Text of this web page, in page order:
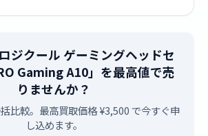
ジクール ゲーミングヘッドセ
Gaming A10」を最高値で売
りませんか？
比較。最高買取価格 ¥3,500 で今すぐ申
し込めます。